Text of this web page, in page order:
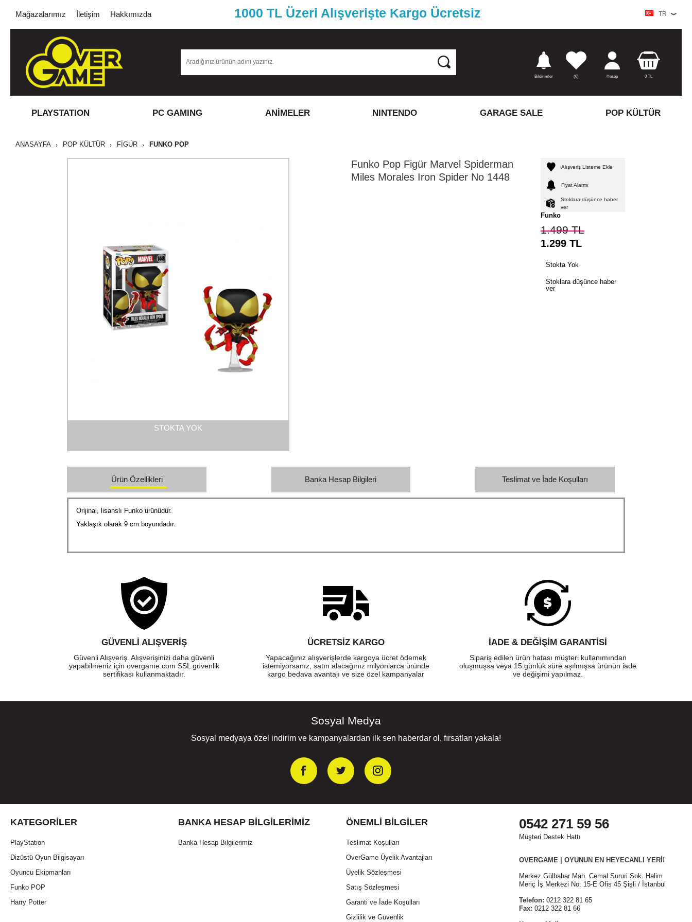
Mağazalarımız İletişim Hakkımızda 1000 TL Üzeri Alışverişte Kargo Ücretsiz TR
Bildirimler (0) Hesap 0TL
PLAYSTATION PC GAMING ANİMELER NINTENDO GARAGE SALE POP KÜLTÜR
ANASAYFA POP KÜLTÜR FİGÜR FUNKO POP
STOKTA YOK
Funko Pop Figür Marvel Spiderman
Miles Morales Iron Spider No 1448
Alışveriş Listeme Ekle
Fiyat Alarmı
Stoklara düşünce haber
ver
Funko
1.499TL
1.299TL
Stokta Yok
Stoklara düşünce haber
ver
Ürün Özellikleri Banka Hesap Bilgileri Teslimat ve İade Koşulları
Orijinal, lisanslı Funko ürünüdür.
Yaklaşık olarak 9 cm boyundadır.
GÜVENLI ALIŞVERIŞ
Güvenli Alışveriş. Alışverişinizi daha güvenli
yapabilmeniz için overgame.com SSL güvenlik
sertifikası kullanmaktadır.
ÜCRETSIZ KARGO
Yapacağınız alışverişlerde kargoya ücret ödemek
istemiyorsanız, satın alacağınız milyonlarca üründe
kargo bedava avantajı ve size özel kampanyalar
İADE & DEĞİŞİM GARANTİSİ
Sipariş edilen ürün hatası müşteri kullanımından
oluşmuşsa veya 15 günlük süre aşılmışsa ürünün iade
ve değişimi yapılmaz.
Sosyal Medya
Sosyal medyaya özel indirim ve kampanyalardan ilk sen haberdar ol, fırsatları yakala!
KATEGORILER
PlayStation
Dizüstü Oyun Bilgisayarı
Oyuncu Ekipmanları
Funko POP
Harry Potter
BANKA HESAP BILGILERIMIZ
Banka Hesap Bilgilerimiz
ÖNEMLI BILGILER
Teslimat Koşulları
OverGame Üyelik Avantajları
Üyelik Sözleşmesi
Satış Sözleşmesi
Garanti ve İade Koşulları
Gizlilik ve Güvenlik
0542 271 59 56
Müşteri Destek Hattı
OVERGAME | OYUNUN EN HEYECANLI YERİ!
Merkez Gülbahar Mah. Cemal Sururi Sok. Halim
Meriç İş Merkezi No: 15-E Ofis 45 Şişli / İstanbul
Telefon: 0212 322 81 65
Fax: 0212 322 81 66